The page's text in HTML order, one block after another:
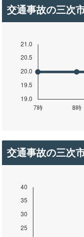
交通事故の三次
交通事故の三次